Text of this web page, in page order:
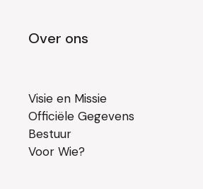
Over ons
Visie en Missie
Officiële Gegevens
Bestuur
Voor Wie?